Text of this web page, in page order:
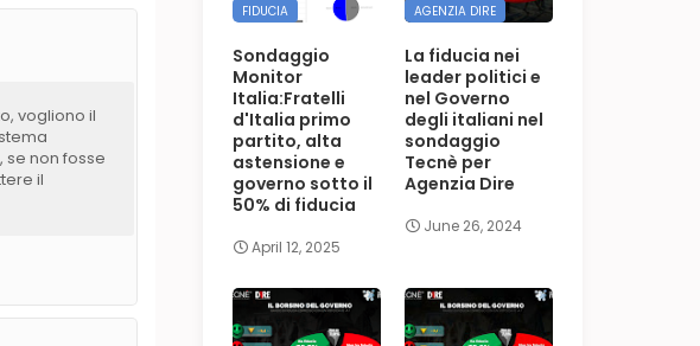
vogliono il
non fosse
il
FIDUCIA
Sondaggio
Monitor
Italia:Fratelli
d'Italia primo
partito, alta
astensione e
governo sotto il
50% di fiducia
April 12, 2025
AGENZIA DIRE
La fiducia nei
leader politici e
nel Governo
degli italiani nel
sondaggio
Tecnè per
Agenzia Dire
June 26, 2024